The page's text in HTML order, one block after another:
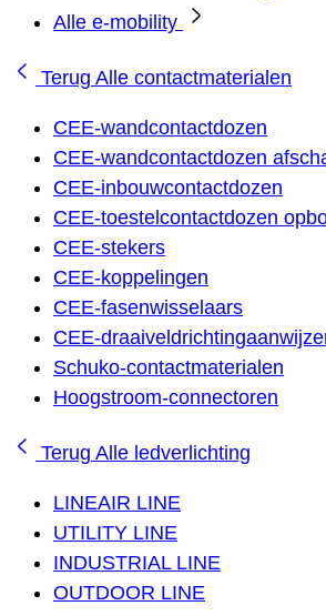
Alle e-mobility
Terug Alle contactmaterialen
CEE-wandcontactdozen
CEE-wandcontactdozen
CEE-inbouwcontactdozen
CEE-toestelcontactdozen
CEE-stekers
CEE-koppelingen
CEE-fasenwisselaars
CEE-
Schuko-contactmaterialen
Hoogstroom-connectoren
Terug Alle ledverlichting
LINEAIR LINE
UTILITY LINE
INDUSTRIAL LINE
OUTDOOR LINE